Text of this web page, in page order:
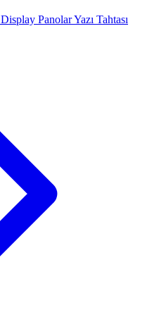
Display PanolarYazı Tahtası